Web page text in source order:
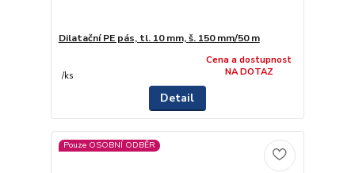
Dilatační PE pás, tl. 10 mm, š. 150 mm/50 m
/ks
Cena a dostupnost
NA DOTAZ
Detail
Pouze OSOBNÍ ODBĚR